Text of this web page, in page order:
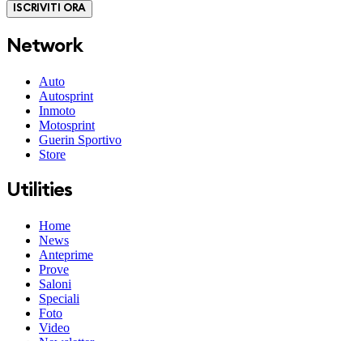
ISCRIVITI ORA
Network
Auto
Autosprint
Inmoto
Motosprint
Guerin Sportivo
Store
Utilities
Home
News
Anteprime
Prove
Saloni
Speciali
Foto
Video